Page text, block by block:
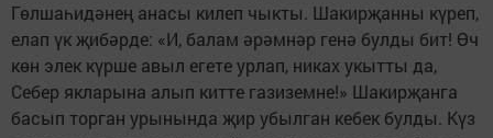
Гөлшаһидәнең анасы килеп чыкты. Шакирҗанны күреп,
елап үк җибәрде: «И, балам әрәмнәр генә булды бит! Өч
көн элек күрше авыл егете урлап, никах укытты да,
Себер якларына алып китте газиземне!» Шакирҗанга
басып торган урынында җир убылган кебек булды. Күз